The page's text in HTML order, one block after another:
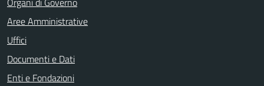
Aree Amministrative
Uffici
Documenti e Dati
Enti e Fondazioni